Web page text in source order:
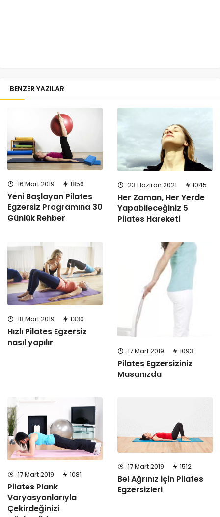
BENZER YAZILAR
16 Mart 2019 1856
Yeni Başlayan Pilates
Egzersiz Programına 30
Günlük Rehber
23 Haziran 2021 1045
Her Zaman, Her Yerde
Yapabileceğiniz 5
Pilates Hareketi
18 Mart 2019 1330
Hızlı Pilates Egzersiz
nasıl yapılır
17 Mart 2019 1093
Pilates Egzersiziniz
Masanızda
17 Mart 2019 1081
Pilates Plank
Varyasyonlarıyla
Çekirdeğinizi
17 Mart 2019 1512
Bel Ağrınız için Pilates
Egzersizleri